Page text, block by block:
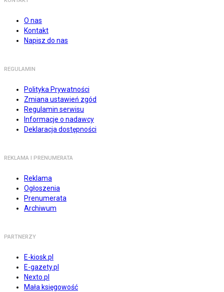
O nas
Kontakt
Napisz do nas
REGULAMIN
Polityka Prywatności
Zmiana ustawień zgód
Regulamin serwisu
Informacje o nadawcy
Deklaracja dostępności
REKLAMA I PRENUMERATA
Reklama
Ogłoszenia
Prenumerata
Archiwum
PARTNERZY
E-kiosk.pl
E-gazety.pl
Nexto.pl
Mała księgowość